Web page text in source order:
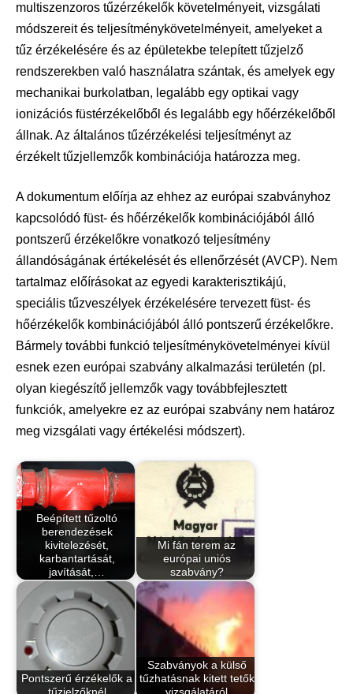
multiszenzoros tűzérzékelők követelményeit, vizsgálati
módszereit és teljesítménykövetelményeit, amelyeket a
tűz érzékelésére és az épületekbe telepített tűzjelző
rendszerekben való használatra szántak, és amelyek egy
mechanikai burkolatban, legalább egy optikai vagy
ionizációs füstérzékelőből és legalább egy hőérzékelőből
állnak. Az általános tűzérzékelési teljesítményt az
érzékelt tűzjellemzők kombinációja határozza meg.
A dokumentum előírja az ehhez az európai szabványhoz
kapcsolódó füst- és hőérzékelők kombinációjából álló
pontszerű érzékelőkre vonatkozó teljesítmény
állandóságának értékelését és ellenőrzését (AVCP). Nem
tartalmaz előírásokat az egyedi karakterisztikájú,
speciális tűzveszélyek érzékelésére tervezett füst- és
hőérzékelők kombinációjából álló pontszerű érzékelőkre.
Bármely további funkció teljesítménykövetelményei kívül
esnek ezen európai szabvány alkalmazási területén (pl.
olyan kiegészítő jellemzők vagy továbbfejlesztett
funkciók, amelyekre ez az európai szabvány nem határoz
meg vizsgálati vagy értékelési módszert).
Beépített tűzoltó
berendezések
kivitelezését,
karbantartását,
javítását,…
Mi fán terem az
európai uniós
szabvány?
Pontszerű érzékelők a
tűzjelzőknél
Szabványok a külső
tűzhatásnak kitett tetők
vizsgálatáról